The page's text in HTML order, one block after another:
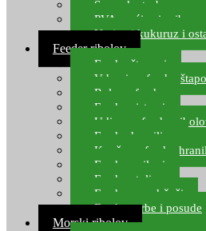
Šaranske torbe
PVA vrećice i pribor
Umjetni kukuruz i
Feeder ribolov
Feeder štapovi
Vrhovi za feeder
Role za feeder
Feeder sistemi
Udice za feeder
Feeder hranilice
Kopče za feeder
Feeder najloni
Feeder stolice
Feeder arm držači
Feeder torbe i posude
Morski ribolov